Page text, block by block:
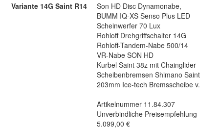
Variante 14G Saint R14
Son HD Disc Dynamonabe,
BUMM IQ-XS Senso Plus LED
Scheinwerfer 70 Lux
Rohloff Drehgriffschalter 14G
Rohloff-Tandem-Nabe 500/14
VR-Nabe SON HD
Kurbel Saint 38z mit Chainglider
Scheibenbremsen Shimano Saint
203mm Ice-tech Bremsscheibe v.
Artikelnummer 11.84.307
Unverbindliche Preisempfehlung
5.099,00 €